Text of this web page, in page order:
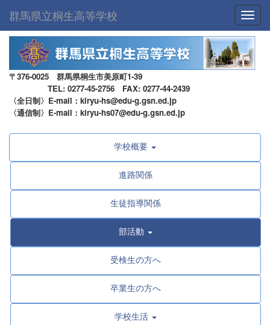
群馬県立桐生高等学校
〒376-0025 群馬県桐生市美原町1-39
TEL: 0277-45-2756 FAX: 0277-44-2439
〈全日制〉E-mail：kiryu-hs@edu-g.gsn.ed.jp
〈通信制〉E-mail：kiryu-hs07@edu-g.gsn.ed.jp
学校概要
進路関係
生徒指導関係
部活動
受検生の方へ
卒業生の方へ
学校生活